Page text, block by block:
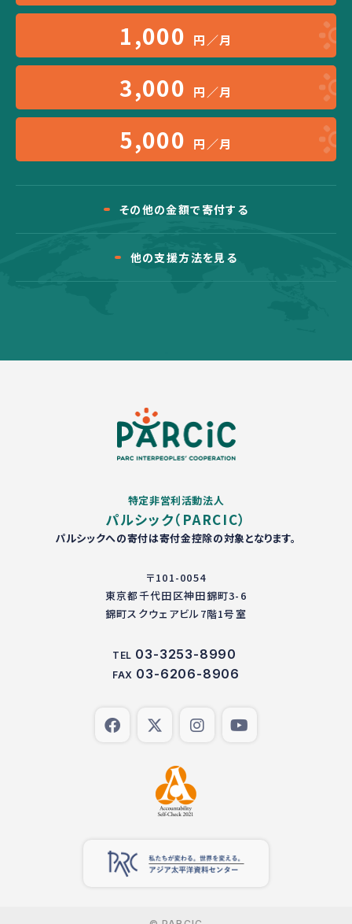
1,000 円／月
3,000 円／月
5,000 円／月
その他の金額で寄付する
他の支援方法を見る
特定非営利活動法人
パルシック（PARCIC）
パルシックへの寄付は寄付金控除の対象となります。
〒101-0054
東京都千代田区神田錦町3-6
錦町スクウェアビル7階1号室
TEL 03-3253-8990
FAX 03-6206-8906